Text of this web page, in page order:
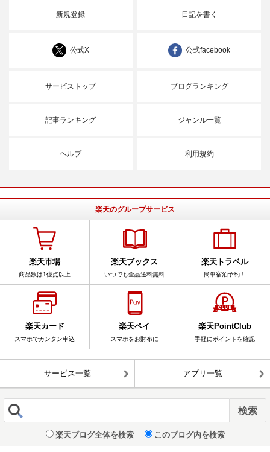
新規登録 日記を書く
公式X 公式facebook
サービストップ ブログランキング
記事ランキング ジャンル一覧
ヘルプ 利用規約
楽天のグループサービス
楽天市場
商品数は1億点以上
楽天ブックス
いつでも全品送料無料
楽天トラベル
簡単宿泊予約！
楽天カード
スマホでカンタン申込
楽天ペイ
スマホをお財布に
楽天PointClub
手軽にポイントを確認
サービス一覧 アプリ一覧
楽天ブログ全体を検索 このブログ内を検索